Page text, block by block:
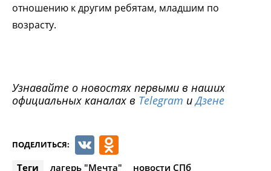
отношению к другим ребятам, младшим по
возрасту.
Узнавайте о новостях первыми в наших
официальных каналах в Telegram иДзене
ПОДЕЛИТЬСЯ: VK
Теги лагерь "Мечта" новости СПб